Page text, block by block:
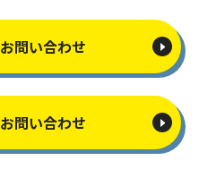
お問い合わせ
お問い合わせ